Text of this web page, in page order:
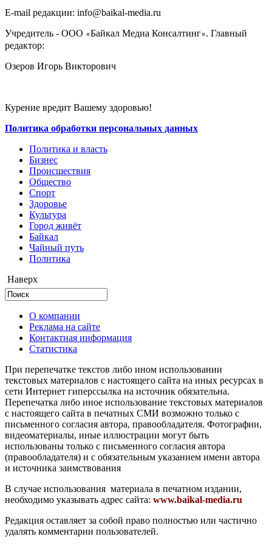
E-mail редакции: info@baikal-media.ru
Учредитель - ООО «Байкал Медиа Консалтинг». Главный
редактор:
Озеров Игорь Викторович
Курение вредит Вашему здоровью!
Политика обработки персональных данных
Политика и власть
Бизнес
Происшествия
Общество
Cпорт
Здоровье
Культура
Город живёт
Байкал
Чайный путь
Политика
Наверх
О компании
Реклама на сайте
Контактная информация
Статистика
При перепечатке текстов либо ином использовании
текстовых материалов с настоящего сайта на иных ресурсах в
сети Интернет гиперссылка на источник обязательна.
Перепечатка либо иное использование текстовых материалов
с настоящего сайта в печатных СМИ возможно только с
письменного согласия автора, правообладателя. Фотографии,
видеоматериалы, иные иллюстрации могут быть
использованы только с письменного согласия автора
(правообладателя) и с обязательным указанием имени автора
и источника заимствования
В случае использования материала в печатном издании,
необходимо указывать адрес сайта: www.baikal-media.ru
Редакция оставляет за собой право полностью или частично
удалять комментарии пользователей.